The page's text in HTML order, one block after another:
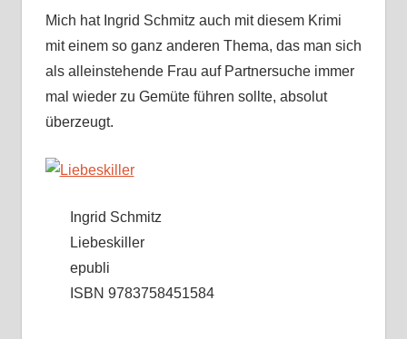
Mich hat Ingrid Schmitz auch mit diesem Krimi
mit einem so ganz anderen Thema, das man sich
als alleinstehende Frau auf Partnersuche immer
mal wieder zu Gemüte führen sollte, absolut
überzeugt.
Ingrid Schmitz
Liebeskiller
epubli
ISBN 9783758451584